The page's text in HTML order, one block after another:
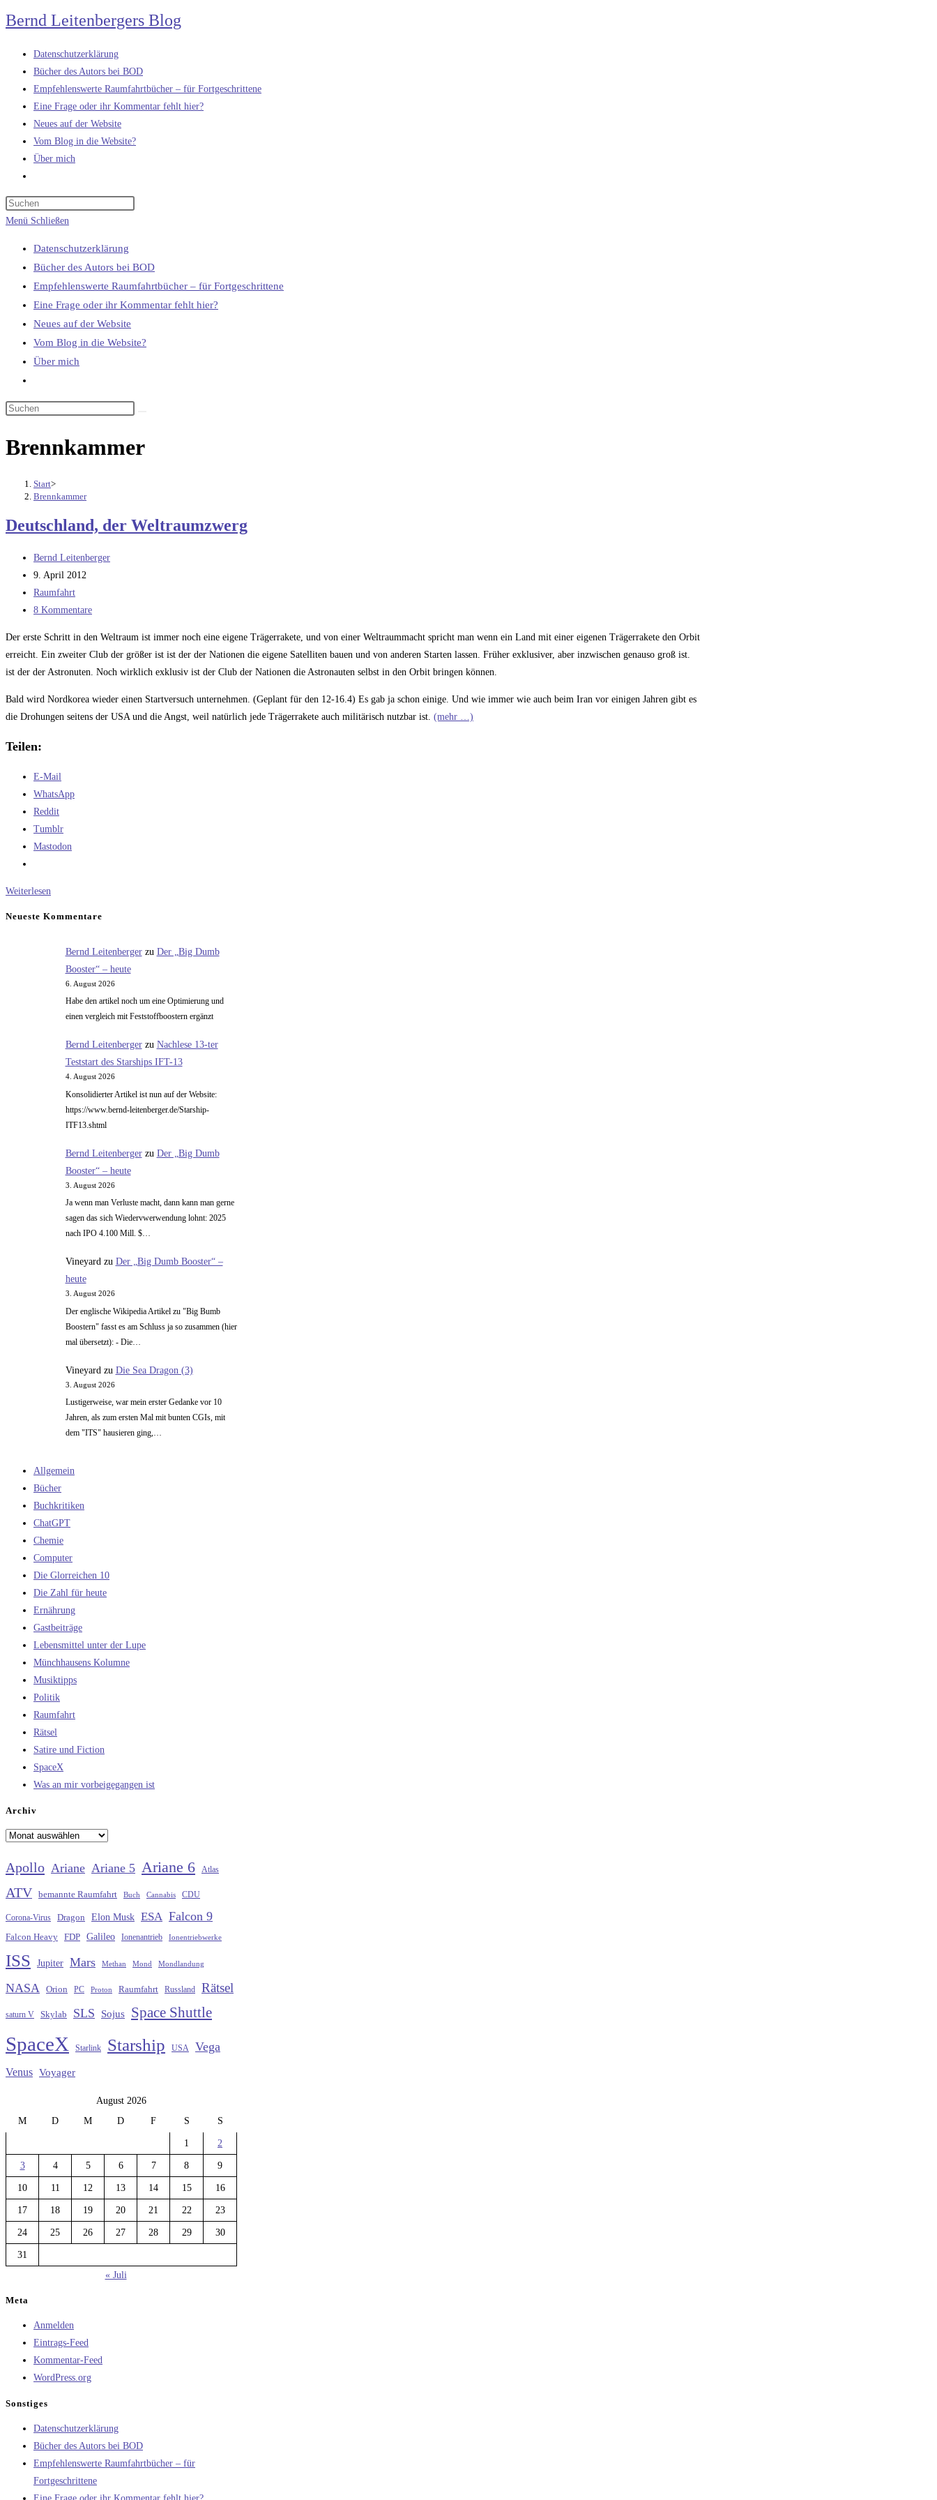
Zum
Inhalt
springen
Bernd Leitenbergers Blog
Datenschutzerklärung
Bücher des Autors bei BOD
Empfehlenswerte Raumfahrtbücher – für Fortgeschrittene
Eine Frage oder ihr Kommentar fehlt hier?
Neues auf der Website
Vom Blog in die Website?
Über mich
umschalten
Menü Schließen
Datenschutzerklärung
Bücher des Autors bei BOD
Empfehlenswerte Raumfahrtbücher – für Fortgeschrittene
Eine Frage oder ihr Kommentar fehlt hier?
Neues auf der Website
Vom Blog in die Website?
Über mich
umschalten
Brennkammer
Start>
Brennkammer
Deutschland, der Weltraumzwerg
Beitrags-
Autor:
Bernd Leitenberger
Beitrag
veröffentlicht:
9. April 2012
Beitrags-
Kategorie:
Raumfahrt
Beitrags-
8 Kommentare
Der erste Schritt in den Weltraum ist immer noch eine eigene Trägerrakete, und von einer Weltraummacht spricht man wenn ein Land mit einer eigenen Trägerrakete den Orbit
erreicht. Ein zweiter Club der größer ist ist der der Nationen die eigene Satelliten bauen und von anderen Starten lassen. Früher exklusiver, aber inzwischen genauso groß ist.
ist der der Astronuten. Noch wirklich exklusiv ist der Club der Nationen die Astronauten selbst in den Orbit bringen können.
Bald wird Nordkorea wieder einen Startversuch unternehmen. (Geplant für den 12-16.4) Es gab ja schon einige. Und wie immer wie auch beim Iran vor einigen Jahren gibt es
die Drohungen seitens der USA und die Angst, weil natürlich jede Trägerrakete auch militärisch nutzbar ist. (mehr …)
Teilen:
E-Mail
WhatsApp
Reddit
Tumblr
Mastodon
Weiterlesen
Neueste Kommentare
Bernd Leitenbergerzu Der „Big Dumb
Booster“ – heute
6. August 2026
Habe den artikel noch um eine Optimierung und
einen vergleich mit Feststoffboostern ergänzt
Bernd Leitenbergerzu Nachlese 13-ter
Teststart des Starships IFT-13
4. August 2026
Konsolidierter Artikel ist nun auf der Website:
https://www.bernd-leitenberger.de/Starship-
ITF13.shtml
Bernd Leitenbergerzu Der „Big Dumb
Booster“ – heute
3. August 2026
Ja wenn man Verluste macht, dann kann man gerne
sagen das sich Wiedervwerwendung lohnt: 2025
nach IPO 4.100 Mill. $…
Vineyardzu Der „Big Dumb Booster“ –
heute
3. August 2026
Der englische Wikipedia Artikel zu "Big Bumb
Boostern" fasst es am Schluss ja so zusammen (hier
mal übersetzt): - Die…
Vineyard zu Die Sea Dragon (3)
3. August 2026
Lustigerweise, war mein erster Gedanke vor 10
Jahren, als zum ersten Mal mit bunten CGIs, mit
dem "ITS" hausieren ging,…
Allgemein
Bücher
Buchkritiken
ChatGPT
Chemie
Computer
Die Glorreichen 10
Die Zahl für heute
Ernährung
Gastbeiträge
Lebensmittel unter der Lupe
Münchhausens Kolumne
Musiktipps
Politik
Raumfahrt
Rätsel
Satire und Fiction
SpaceX
Was an mir vorbeigegangen ist
Archiv
Archiv
Apollo Ariane Ariane 5 Ariane 6 Atlas
ATV bemannte Raumfahrt Buch Cannabis CDU
Corona-Virus Dragon Elon Musk ESA Falcon 9
Falcon Heavy FDP Galileo Ionenantrieb Ionentriebwerke
ISS Jupiter Mars Methan Mond Mondlandung
NASA Orion PC Proton Raumfahrt Russland Rätsel
saturn V Skylab SLS Sojus Space Shuttle
SpaceX Starlink Starship USA Vega
Venus Voyager
August 2026
M
D M D F S S
1 2
3 4 5 6 7 8 9
10 11 12 13 14 15 16
17 18 19 20 21 22 23
24 25 26 27 28 29 30
31
« Juli
Meta
Anmelden
Eintrags-Feed
Kommentar-Feed
WordPress.org
Sonstiges
Datenschutzerklärung
Bücher des Autors bei BOD
Empfehlenswerte Raumfahrtbücher – für
Fortgeschrittene